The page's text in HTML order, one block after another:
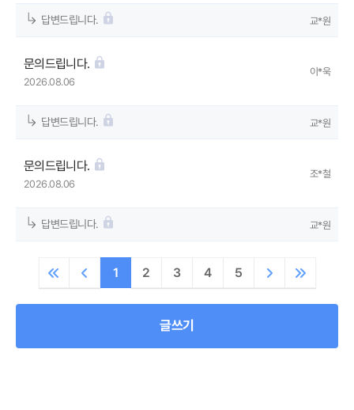
답변드립니다. 교*원
문의드립니다.
2026.08.06
이*욱
답변드립니다. 교*원
문의드립니다.
2026.08.06
조*철
답변드립니다. 교*원
1 2 3 4 5
글쓰기